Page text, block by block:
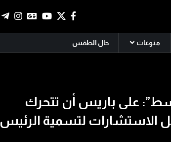
منوعات حال الطقس
على باريس أن تتحرك
الاستشارات لتسمية الرئيس